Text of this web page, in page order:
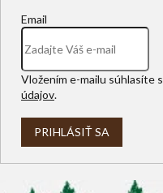
Email
Vložením e-mailu súhlasíte s
údajov.
PRIHLÁSIŤ SA